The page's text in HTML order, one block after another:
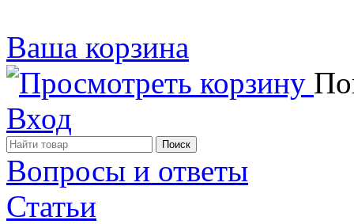
Ваша корзина
Вход
Вопросы и ответы
Статьи